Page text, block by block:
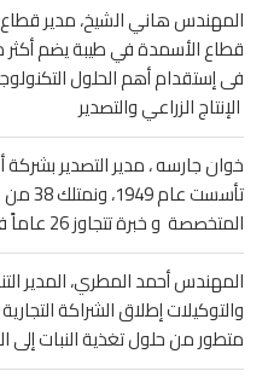
المهندس هاني الشيخ، مدير قطاع
فى إستقدام أهم الحلول
الإنتاج الزراعي والتصدير
خوان جارسه ، مدير التصدير
تأسست
المتخصصة و خبرة تتجاوز 26 عاماً في تطوير وإنتاج المغذيات الحيوية
المهندس أحمد المطري، المدير
والتوكيلات إطلاق الشراكة
متطور من حلول تغذية النبات